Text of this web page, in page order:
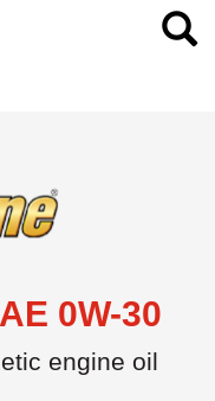
0W-30
engine oil